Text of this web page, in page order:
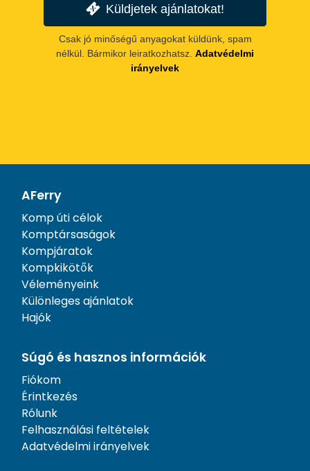
Küldjetek ajánlatokat!
Csak jó minőségű anyagokat küldünk, spam
nélkül. Bármikor leiratkozhatsz. Adatvédelmi
irányelvek
AFerry
Komp úti célok
Komptársaságok
Kompjáratok
Kompkikötők
Véleményeink
Különleges ajánlatok
Hajók
Súgó és hasznos információk
Fiókom
Érintkezés
Rólunk
Felhasználási feltételek
Adatvédelmi irányelvek